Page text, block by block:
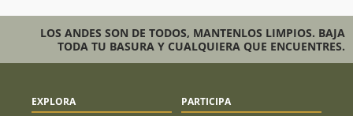
LOS ANDES SON DE TODOS, MANTENLOS LIMPIOS. BAJA
TODA TU BASURA Y CUALQUIERA QUE ENCUENTRES.
EXPLORA PARTICIPA